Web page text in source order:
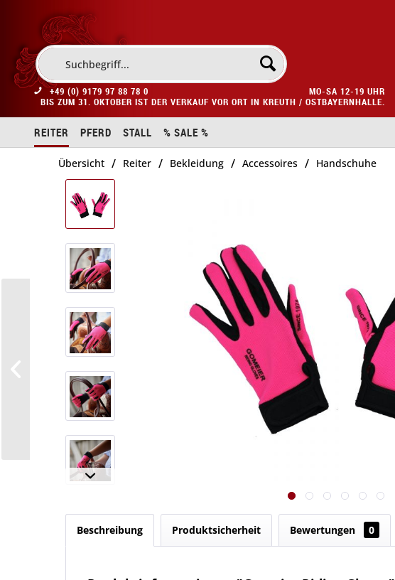
+49 (0) 9179 97 88 78 0
MO-SA 12-19 UHR
BIS ZUM 31. OKTOBER IST DER VERKAUF VOR ORT IN KREUTH / OSTBAYERNHALLE.
REITER PFERD STALL % SALE %
Übersicht / Reiter / Bekleidung / Accessoires / Handschuhe
Beschreibung Produktsicherheit Bewertungen 0